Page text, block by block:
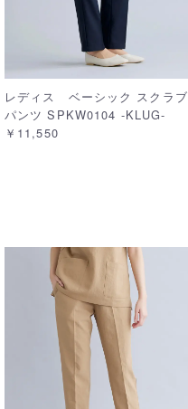
レディス ベーシック スクラブ
パンツ SPKW0104 -KLUG-
￥11,550